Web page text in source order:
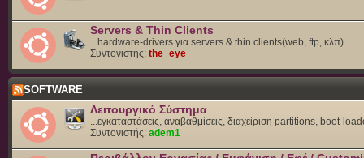
Servers & Thin Clients
...hardware-drivers για servers & thin clients(web, ftp, κλπ)
Συντονιστής: the_eye
SOFTWARE
Λειτουργικό Σύστημα
...εγκαταστάσεις, αναβαθμίσεις, διαχείριση partitions, boot-
Συντονιστής: adem1